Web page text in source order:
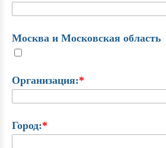
Москва и Московская область
Организация:*
Город:*